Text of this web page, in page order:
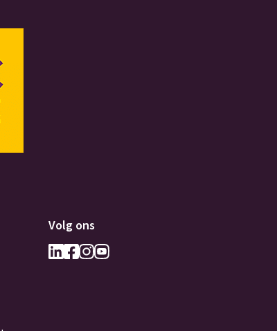
Volg ons